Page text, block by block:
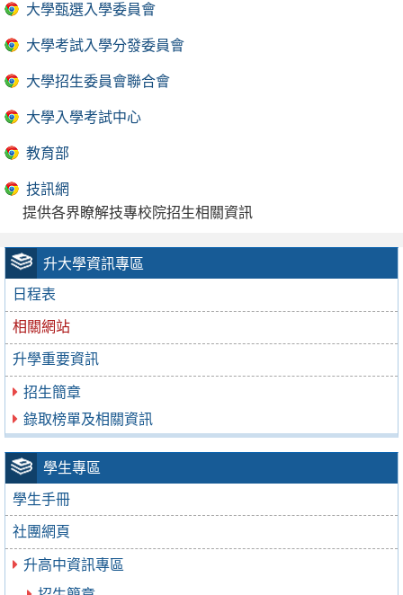
升大學資訊專區
日程表
相關網站
升學重要資訊
招生簡章
錄取榜單及相關資訊
學生專區
學生手冊
社團網頁
升高中資訊專區
大學甄選入學委員會
大學考試入學分發委員會
大學招生委員會聯合會
大學入學考試中心
教育部
技訊網
提供各界瞭解技專校院招生相關資訊